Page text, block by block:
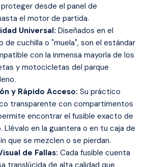
desde el panel de
el motor de partida.
Universal: Diseñados en el
de cuchilla o "muela", son el estándar
con la inmensa mayoría de los
y motocicletas del parque
y Rápido Acceso: Su práctico
transparente con compartimentos
encontrar el fusible exacto de
Llévalo en la guantera o en tu caja de
que se mezclen o se pierdan.
de Fallas: Cada fusible cuenta
translúcida de alta calidad que